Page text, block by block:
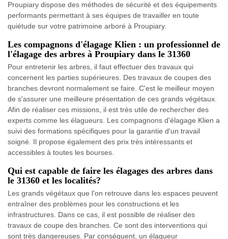
Proupiary dispose des méthodes de sécurité et des équipements
performants permettant à ses équipes de travailler en toute
quiétude sur votre patrimoine arboré à Proupiary.
Les compagnons d'élagage Klien : un professionnel de
l'élagage des arbres à Proupiary dans le 31360
Pour entretenir les arbres, il faut effectuer des travaux qui
concernent les parties supérieures. Des travaux de coupes des
branches devront normalement se faire. C'est le meilleur moyen
de s'assurer une meilleure présentation de ces grands végétaux.
Afin de réaliser ces missions, il est très utile de rechercher des
experts comme les élagueurs. Les compagnons d'élagage Klien a
suivi des formations spécifiques pour la garantie d'un travail
soigné. Il propose également des prix très intéressants et
accessibles à toutes les bourses.
Qui est capable de faire les élagages des arbres dans
le 31360 et les localités?
Les grands végétaux que l'on retrouve dans les espaces peuvent
entraîner des problèmes pour les constructions et les
infrastructures. Dans ce cas, il est possible de réaliser des
travaux de coupe des branches. Ce sont des interventions qui
sont très dangereuses. Par conséquent, un élagueur